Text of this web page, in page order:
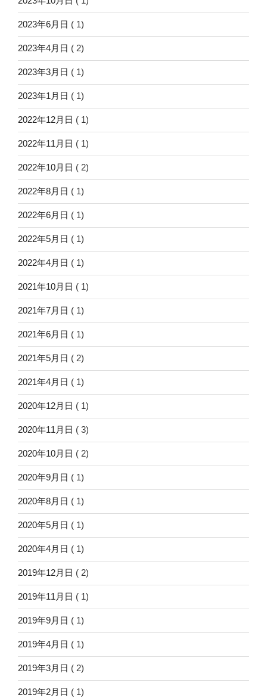
2023年6月日 ( 1)
2023年4月日 ( 2)
2023年3月日 ( 1)
2023年1月日 ( 1)
2022年12月日 ( 1)
2022年11月日 ( 1)
2022年10月日 ( 2)
2022年8月日 ( 1)
2022年6月日 ( 1)
2022年5月日 ( 1)
2022年4月日 ( 1)
2021年10月日 ( 1)
2021年7月日 ( 1)
2021年6月日 ( 1)
2021年5月日 ( 2)
2021年4月日 ( 1)
2020年12月日 ( 1)
2020年11月日 ( 3)
2020年10月日 ( 2)
2020年9月日 ( 1)
2020年8月日 ( 1)
2020年5月日 ( 1)
2020年4月日 ( 1)
2019年12月日 ( 2)
2019年11月日 ( 1)
2019年9月日 ( 1)
2019年4月日 ( 1)
2019年3月日 ( 2)
2019年2月日 ( 1)